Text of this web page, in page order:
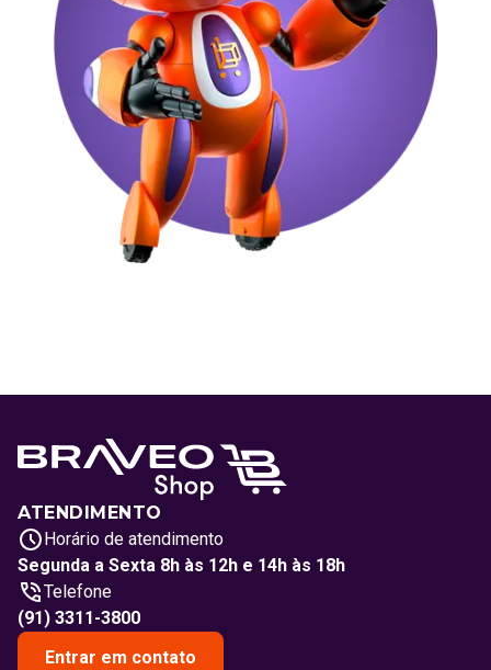
ATENDIMENTO
Horário de atendimento
Segunda a Sexta 8h às 12h e 14h às 18h
Telefone
(91) 3311-3800
Entrar em contato